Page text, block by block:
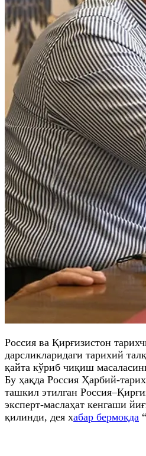
Россия ва Қирғизистон
дарсликларидаги тарихий
қайта кўриб чиқиш
Бу ҳақда Россия Ҳарбий-
ташкил этилган
эксперт-маслаҳат кенгаши
қилинди, дея хабар бермоқда